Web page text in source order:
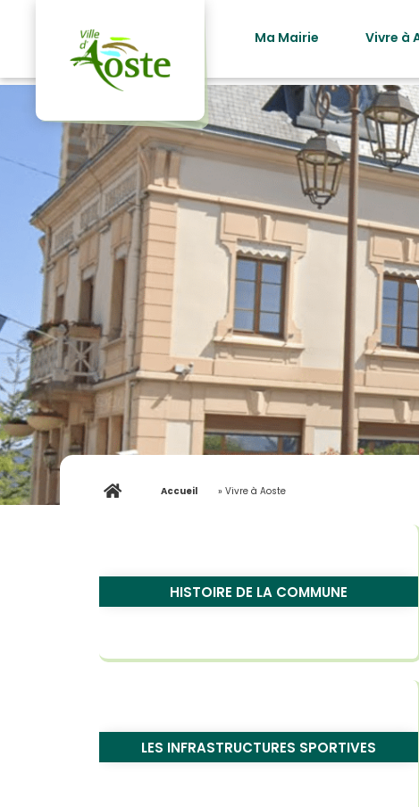
Ma Mairie
Vivre à
Accueil »Vivre à Aoste
HISTOIRE DE LA COMMUNE
LES INFRASTRUCTURES SPORTIVES